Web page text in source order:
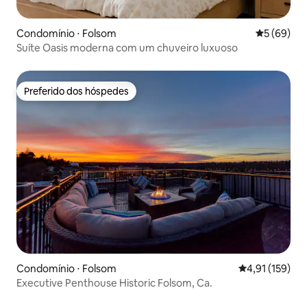
Condomínio ⋅ Folsom 5 de uma
5 (69)
Suíte Oasis moderna com um chuveiro luxuoso
Preferido dos hóspedes
Preferido dos hóspedes
Condomínio ⋅ Folsom 4,91 de uma
4,91 (159)
Executive Penthouse Historic Folsom, Ca.